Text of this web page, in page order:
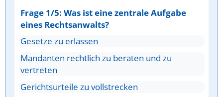
Frage 1/5: Was ist eine zentrale Aufgabe
eines Rechtsanwalts?
Gesetze zu erlassen
Mandanten rechtlich zu beraten und zu
vertreten
Gerichtsurteile zu vollstrecken